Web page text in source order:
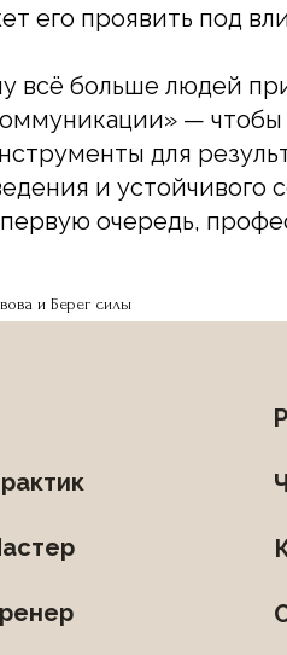
его проявить под
всё больше людей
— чтобы
для
и устойчивого
очередь,
и Берег силы